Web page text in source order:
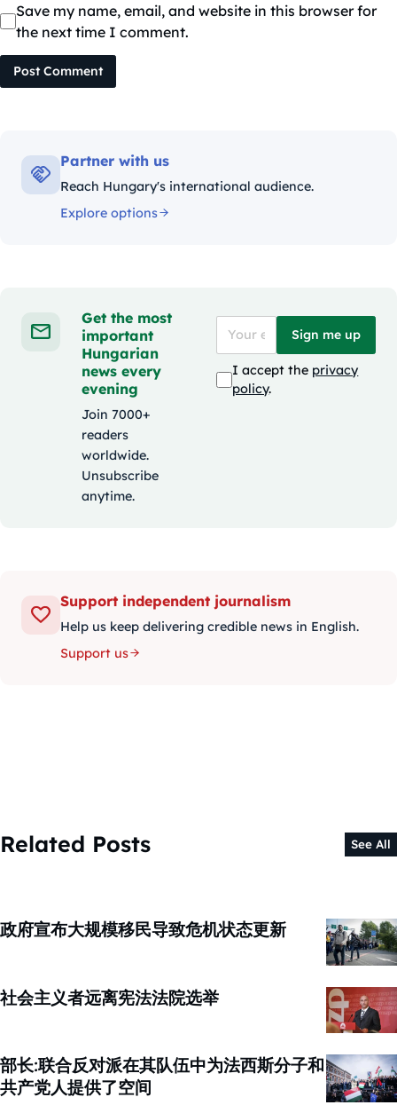
Save my name, email, and website in this browser for
the next time I comment.
Post Comment
Partner with us
Reach Hungary's international audience.
Explore options
Get the most
important
Hungarian
news every
evening
Join 7000+
readers
worldwide.
Unsubscribe
anytime.
Sign me up
I accept the privacy
policy.
Support independent journalism
Help us keep delivering credible news in English.
Support us
Related Posts See All
政府宣布大规模移民导致危机状态更新
社会主义者远离宪法法院选举
部长:联合反对派在其队伍中为法西斯分子和
共产党人提供了空间